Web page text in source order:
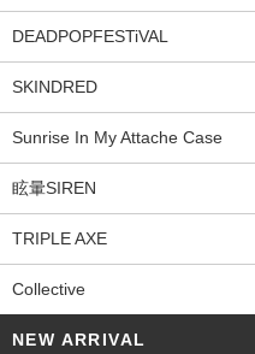
DEADPOPFESTiVAL
SKINDRED
Sunrise In My Attache Case
眩暈SIREN
TRIPLE AXE
Collective
NEW ARRIVAL